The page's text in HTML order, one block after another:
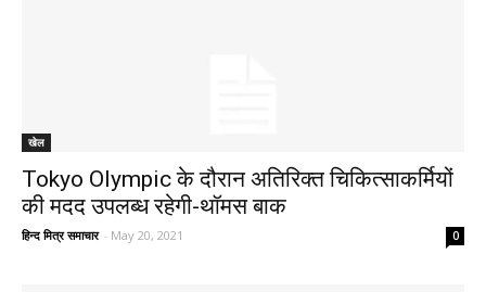
खेल
Tokyo Olympic के दौरान अतिरिक्त चिकित्साकर्मियों
की मदद उपलब्ध रहेगी-थॉमस बाक
हिन्द मित्र समाचार - May 20, 2021 0